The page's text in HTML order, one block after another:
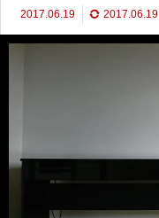
2017.06.19 2017.06.19